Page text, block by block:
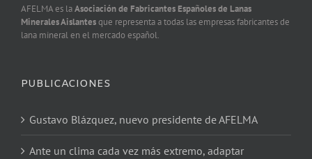
AFELMA es laAsociación de Fabricantes Españoles de Lanas
Minerales Aislantesque representa a todas las empresas fabricantes de
lana mineral en el mercado español.
PUBLICACIONES
Gustavo Blázquez, nuevo presidente de AFELMA
Ante un clima cada vez más extremo, adaptar